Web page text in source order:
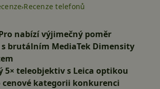
Recenze telefonů
nabízí výjimečný poměr
brutálním MediaTek Dimensity
5× teleobjektiv s Leica optikou
cenové kategorii konkurenci